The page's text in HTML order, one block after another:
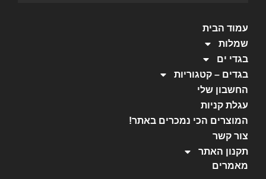
עמוד הבית
שמלות
בגדי ים
בגדים – קטגוריות
החשבון שלי
עגלת קניות
המוצרים הכי נמכרים באתר!
צור קשר
תקנון האתר
מאמרים